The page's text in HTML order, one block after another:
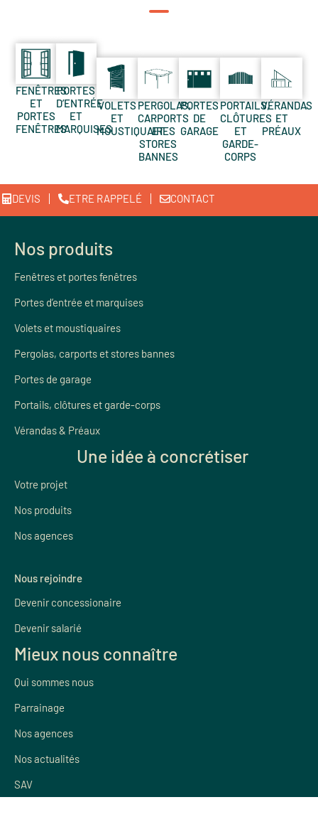
FENÊTRES
ET
PORTES
FENÊTRES
PORTES
D’ENTRÉE
ET
MARQUISES
VOLETS
ET
MOUSTIQUAIRES
PERGOLAS,
CARPORTS
ET
STORES
BANNES
PORTES
DE
GARAGE
PORTAILS,
CLÔTURES
ET
GARDE-
CORPS
VÉRANDAS
ET
PRÉAUX
DEVIS ETRE RAPPELÉ CONTACT
Nos produits
Fenêtres et portes fenêtres
Portes d’entrée et marquises
Volets et moustiquaires
Pergolas, carports et stores bannes
Portes de garage
Portails, clôtures et garde-corps
Vérandas & Préaux
Une idée à concrétiser
Votre projet
Nos produits
Nos agences
Nous rejoindre
Devenir concessionaire
Devenir salarié
Mieux nous connaître
Qui sommes nous
Parrainage
Nos agences
Nos actualités
SAV